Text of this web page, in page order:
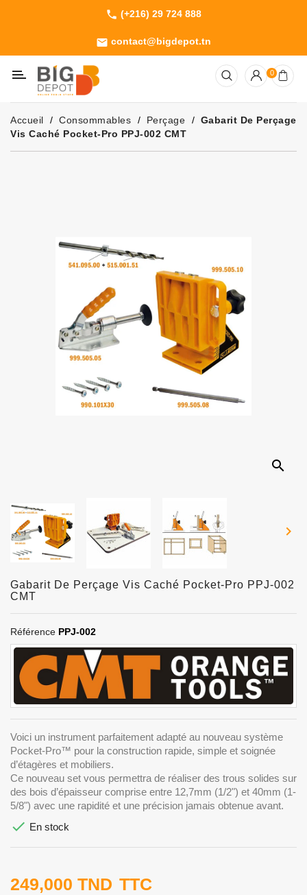
phone (+216) 29 724 888
email contact@bigdepot.tn
Machines
Outillage
Jardinage
Consommables
0
Accueil Consommables Perçage
Gabarit De Perçage
Vis Caché Pocket-Pro PPJ-002 CMT
search
 
Gabarit De Perçage Vis Caché Pocket-Pro PPJ-002
CMT
Référence PPJ-002
Voici un instrument parfaitement adapté au nouveau système
Pocket-Pro™ pour la construction rapide, simple et soignée
d’étagères et mobiliers.
Ce nouveau set vous permettra de réaliser des trous solides sur
des bois d’épaisseur comprise entre 12,7mm (1/2") et 40mm (1-
5/8") avec une rapidité et une précision jamais obtenue avant.
 En stock
249,000 TND TTC